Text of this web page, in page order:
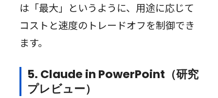
は「最大」というように、用途に応じて
コストと速度のトレードオフを制御でき
ます。
5. Claude in PowerPoint（研究
プレビュー）